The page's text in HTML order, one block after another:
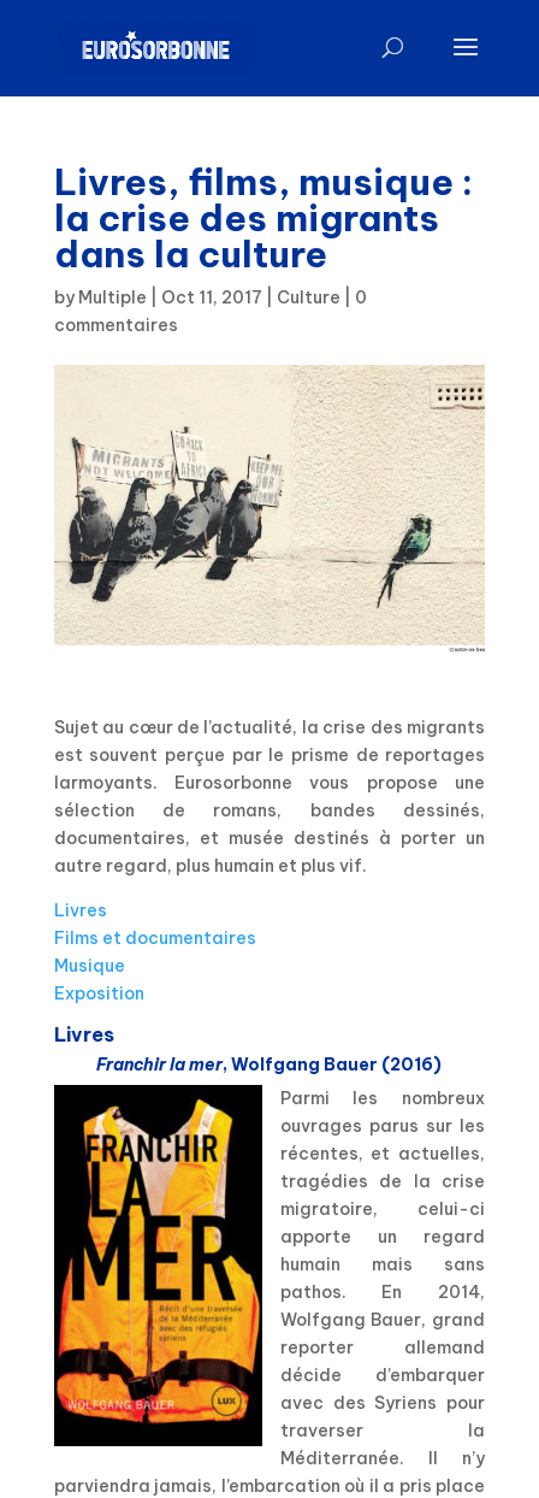
Livres, films, musique :
la crise des migrants
dans la culture
by Multiple Oct 11, 2017 Culture
0
commentaires
Sujet au cœur de l’actualité, la crise des migrants
est souvent perçue par le prisme de reportages
larmoyants. Eurosorbonne vous propose une
sélection de romans, bandes dessinés,
documentaires, et musée destinés à porter un
autre regard, plus humain et plus vif.
Livres
Films et documentaires
Musique
Exposition
Livres
Franchir la mer, Wolfgang Bauer (2016)
Parmi les nombreux
ouvrages parus sur les
récentes, et actuelles,
tragédies de la crise
migratoire, celui-ci
apporte un regard
humain mais sans
pathos. En 2014,
Wolfgang Bauer, grand
reporter allemand
décide d’embarquer
avec des Syriens pour
traverser la
Méditerranée. Il n’y
parviendra jamais, l’embarcation où il a pris place